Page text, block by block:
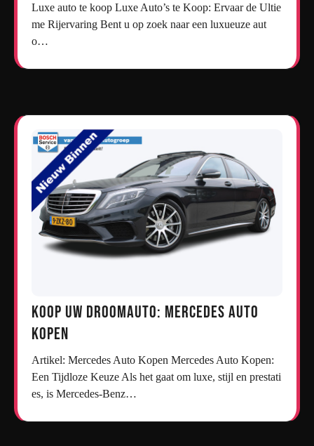
Luxe auto te koop Luxe Auto’s te Koop: Ervaar de Ultie
me Rijervaring Bent u op zoek naar een luxueuze aut
o…
Koop uw droomauto: Mercedes auto
kopen
Artikel: Mercedes Auto Kopen Mercedes Auto Kopen:
Een Tijdloze Keuze Als het gaat om luxe, stijl en prestati
es, is Mercedes-Benz…